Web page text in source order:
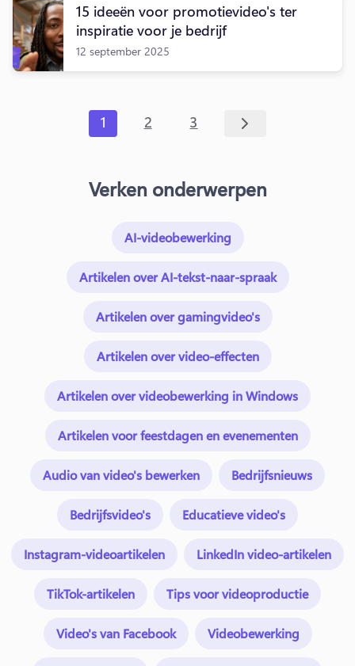
15 ideeën voor promotievideo's ter
inspiratie voor je bedrijf
12 september 2025
1 2 3
Verken onderwerpen
AI-videobewerking
Artikelen over AI-tekst-naar-spraak
Artikelen over gamingvideo's
Artikelen over video-effecten
Artikelen over videobewerking in Windows
Artikelen voor feestdagen en evenementen
Audio van video's bewerken Bedrijfsnieuws
Bedrijfsvideo's Educatieve video's
Instagram-videoartikelen LinkedIn video-artikelen
TikTok-artikelen Tips voor videoproductie
Video's van Facebook Videobewerking